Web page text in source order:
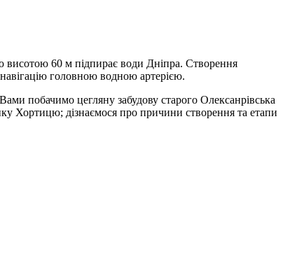
висотою 60 м підпирає води Дніпра. Створення
головною водною артерією.
побачимо цегляну забудову старого Олексанрівська
Хортицю; дізнаємося про причини створення та етапи